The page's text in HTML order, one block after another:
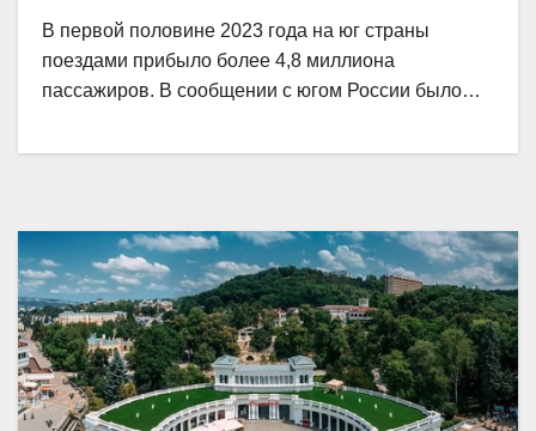
В первой половине 2023 года на юг страны
поездами прибыло более 4,8 миллиона
пассажиров. В сообщении с югом России было…